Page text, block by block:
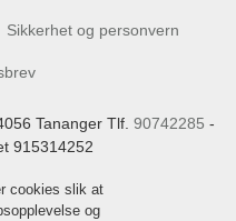
Sikkerhet og personvern
Tananger Tlf. 90742285 -
915314252
cookies slik at
og